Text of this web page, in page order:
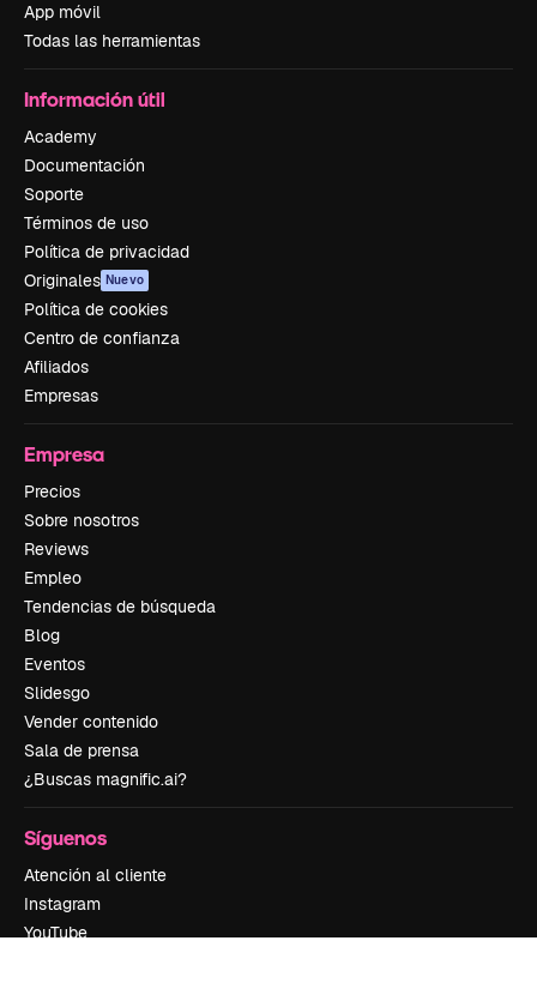
App móvil
Todas las herramientas
Información útil
Academy
Documentación
Soporte
Términos de uso
Política de privacidad
Originales Nuevo
Política de cookies
Centro de confianza
Afiliados
Empresas
Empresa
Precios
Sobre nosotros
Reviews
Empleo
Tendencias de búsqueda
Blog
Eventos
Slidesgo
Vender contenido
Sala de prensa
¿Buscas magnific.ai?
Síguenos
Atención al cliente
Instagram
YouTube